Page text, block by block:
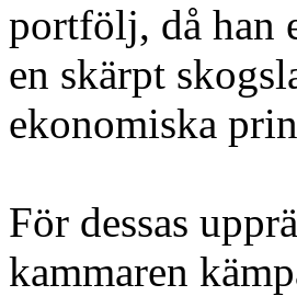
portfölj, då han
en skärpt
ekonomiska
För dessas
kammaren